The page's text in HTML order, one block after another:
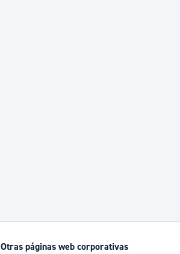
Otras páginas web corporativas